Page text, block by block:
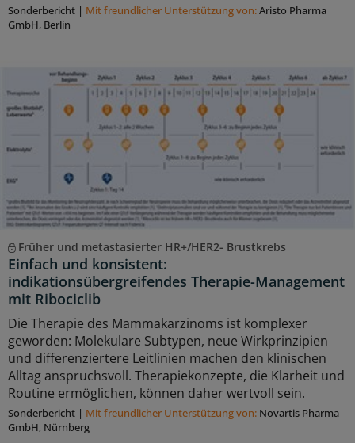
Sonderbericht | Mit freundlicher Unterstützung von:Aristo Pharma
GmbH, Berlin
Früher und metastasierter HR+/HER2- Brustkrebs
Einfach und konsistent:
indikationsübergreifendes Therapie-Management
mit Ribociclib
Die Therapie des Mammakarzinoms ist komplexer
geworden: Molekulare Subtypen, neue Wirkprinzipien
und differenziertere Leitlinien machen den klinischen
Alltag anspruchsvoll. Therapiekonzepte, die Klarheit und
Routine ermöglichen, können daher wertvoll sein.
Sonderbericht | Mit freundlicher Unterstützung von: Novartis Pharma
GmbH, Nürnberg